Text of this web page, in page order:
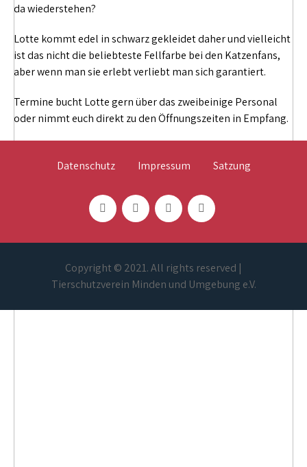
da wiederstehen?
Lotte kommt edel in schwarz gekleidet daher und vielleicht
ist das nicht die beliebteste Fellfarbe bei den Katzenfans,
aber wenn man sie erlebt verliebt man sich garantiert.
Termine bucht Lotte gern über das zweibeinige Personal
oder nimmt euch direkt zu den Öffnungszeiten in Empfang.
Datenschutz Impressum Satzung
Copyright © 2021. All rights reserved |
Tierschutzverein Minden und Umgebung e.V.